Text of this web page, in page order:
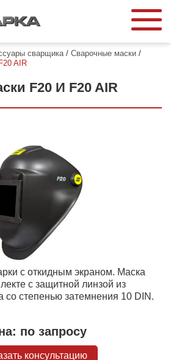
сварщика/ Сварочные маски /
AIR
F20 И F20 AIR
с откидным экраном. Маска
с защитной линзой из
со степенью затемнения 10 DIN.
по запросу
консультацию